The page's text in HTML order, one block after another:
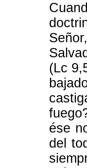
(Lc
ése
del